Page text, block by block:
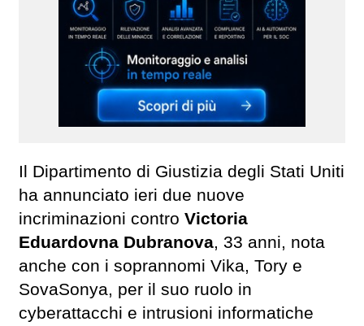
Il Dipartimento di Giustizia degli Stati Uniti
ha annunciato ieri due nuove
incriminazioni contro Victoria
Eduardovna Dubranova, 33 anni, nota
anche con i soprannomi Vika, Tory e
SovaSonya, per il suo ruolo in
cyberattacchi e intrusioni informatiche